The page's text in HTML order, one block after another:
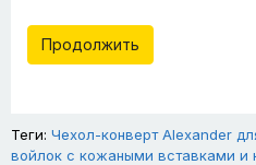
Продолжить
Теги: Чехол-конверт Alexander
войлок с кожаными вставками и